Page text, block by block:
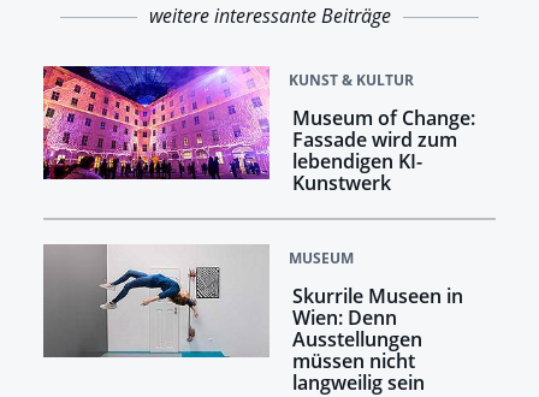
weitere interessante Beiträge
KUNST & KULTUR
Museum of Change:
Fassade wird zum
lebendigen KI-
Kunstwerk
MUSEUM
Skurrile Museen in
Wien: Denn
Ausstellungen
müssen nicht
langweilig sein